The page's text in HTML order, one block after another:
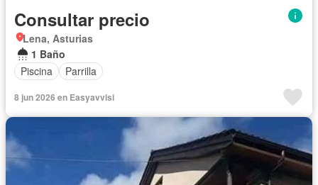
Consultar precio
Lena, Asturias
1 Baño
Piscina
Parrilla
8 jun 2026 en Easyavvisi